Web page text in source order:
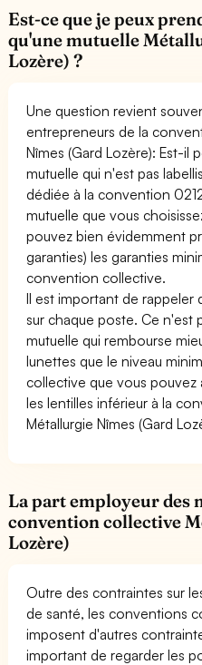
Est-ce que je peux
qu'une mutuelle
Lozère) ?
Une question revient
entrepreneurs de la
Nîmes (Gard Lozère): Est-il
mutuelle qui n'est pas
dédiée à la convention
mutuelle que vous
pouvez bien évidemment
garanties) les garanties
convention collective.
Il est important de rappeler
sur chaque poste. Ce n'est
mutuelle qui rembourse
lunettes que le niveau
collective que vous
les lentilles inférieur à la
Métallurgie Nîmes (Gard
La part employeur des
convention collective
Lozère)
Outre des contraintes sur
de santé, les conventions
imposent d'autres
important de regarder les